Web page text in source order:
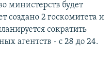
министерств будет
создано 2 госкомитета и
сократить
агентств - с 28 до 24.